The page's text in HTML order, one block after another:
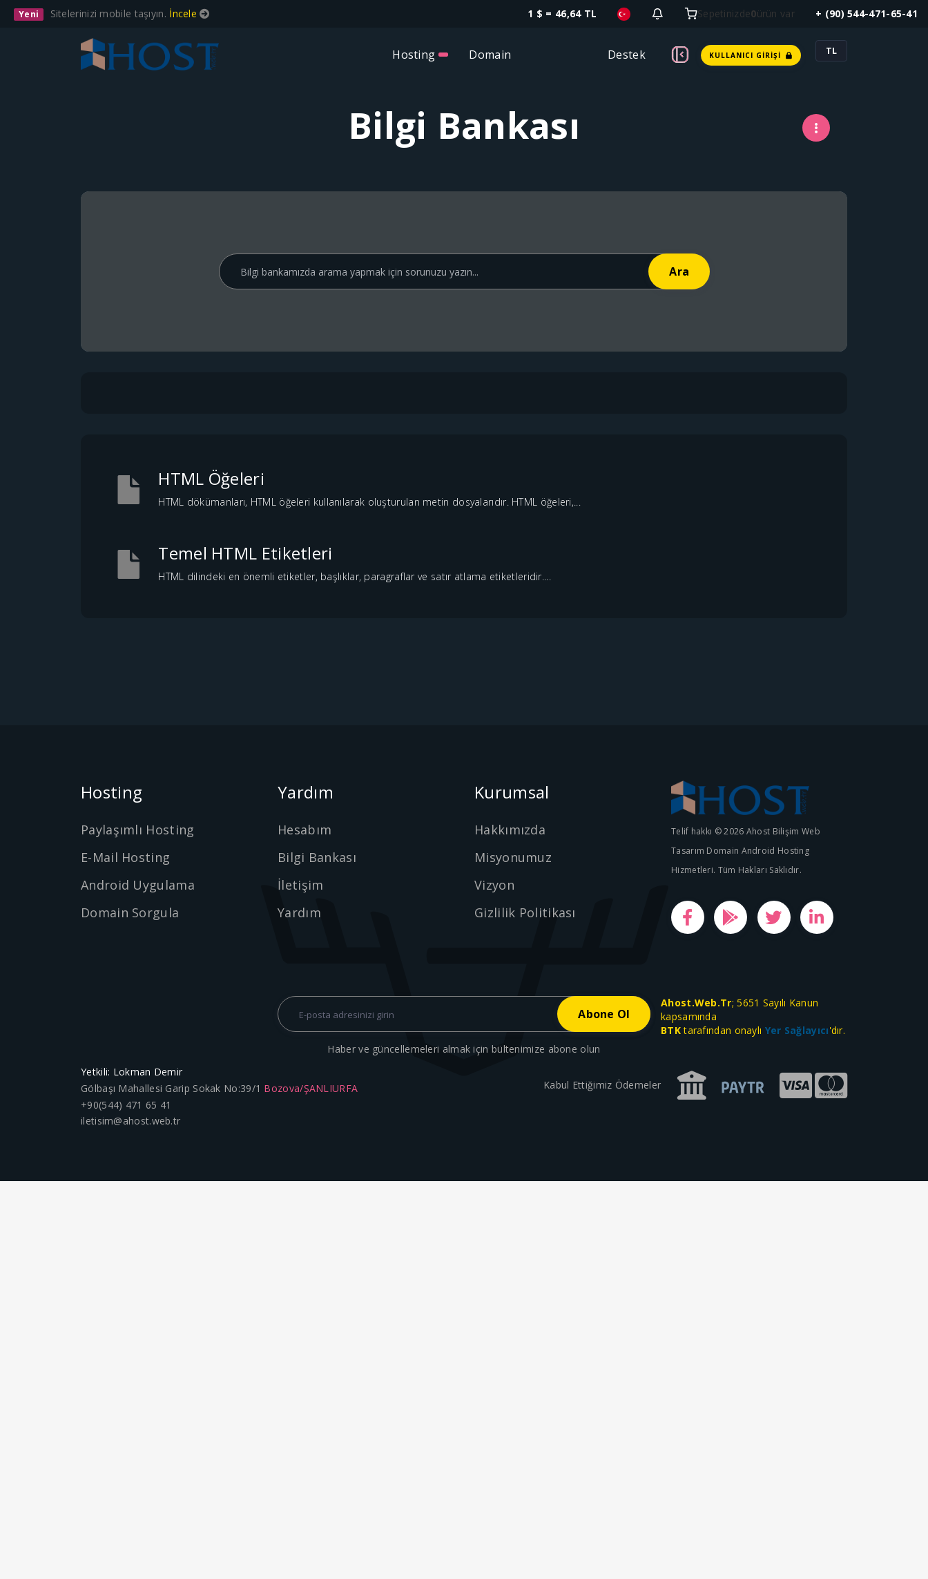
Yeni Sitelerinizi mobile taşıyın. İncele 1 $ = 46,64 TL Sepetinizde0ürün var + (90) 544-471-65-41
Hosting Domain Destek KULLANICI GIRIŞI TL
Bilgi Bankası
HTML Öğeleri
HTML dökümanları, HTML öğeleri kullanılarak oluşturulan metin dosyalarıdır. HTML öğeleri,...
Temel HTML Etiketleri
HTML dilindeki en önemli etiketler, başlıklar, paragraflar ve satır atlama etiketleridir....
Hosting
Paylaşımlı Hosting
E-Mail Hosting
Android Uygulama
Domain Sorgula
Yardım
Hesabım
Bilgi Bankası
İletişim
Yardım
Kurumsal
Hakkımızda
Misyonumuz
Vizyon
Gizlilik Politikası
Telif hakkı © 2026 Ahost Bilişim Web
Tasarım Domain Android Hosting
Hizmetleri. Tüm Hakları Saklıdır.
Haber ve güncellemeleri almak için bültenimize abone olun
Ahost.Web.Tr; 5651 Sayılı Kanun
kapsamında
BTKtarafından onaylı Yer Sağlayıcı'dır.
Yetkili: Lokman Demir
Gölbaşı Mahallesi Garip Sokak No:39/1 Bozova/ŞANLIURFA
+90(544) 471 65 41
iletisim@ahost.web.tr
Kabul Ettiğimiz Ödemeler